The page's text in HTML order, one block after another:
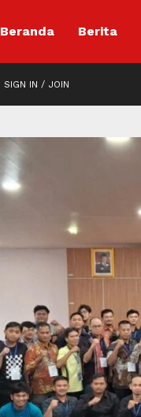
Beranda Berita
SIGN IN / JOIN